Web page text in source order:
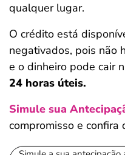
qualquer lugar.
O crédito está
negativados, pois não
e o dinheiro pode cair
24 horas úteis.
Simule sua
compromisso e confira